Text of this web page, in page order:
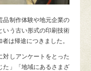
品制作体験や地元企業の
いう古い形式の印刷技術
は帰途につきました。
対しアンケートをとった
た」「地域にあるさまざ